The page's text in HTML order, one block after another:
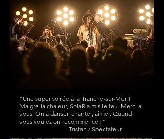
"Une super soirée à la Tranche-sur-Mer !
Malgré la chaleur, SolaR a mis le feu. Merci à
vous. On à danser, chanter, aimer. Quand
vous voulez on recommence !"
Tristan / Spectateur